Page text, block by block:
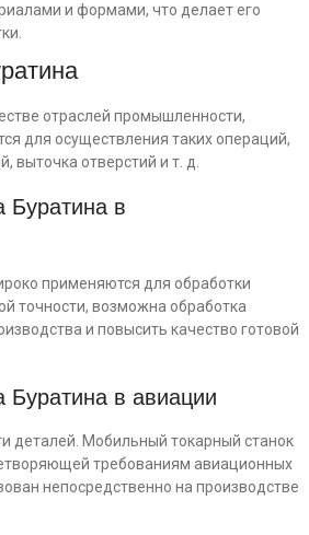
и формами, что делает его
отраслей промышленности,
для осуществления таких операций,
выточка отверстий и т. д.
Буратина в
применяются для обработки
точности, возможна обработка
и повысить качество готовой
Буратина в авиации
деталей. Мобильный токарный станок
требованиям авиационных
непосредственно на производстве